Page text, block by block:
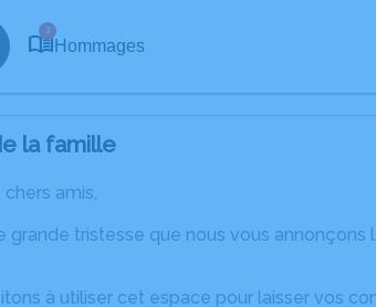
3
Hommages
la famille
amis,
grande tristesse que nous vous
à utiliser cet espace pour laisser vos